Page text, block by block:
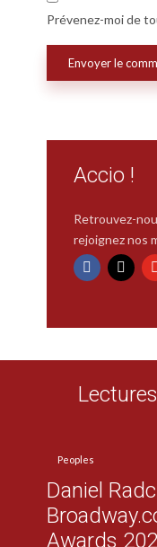
Prévenez-moi de
Accio !
Retrouvez-
rejoignez nos
Peoples
Daniel
Awards